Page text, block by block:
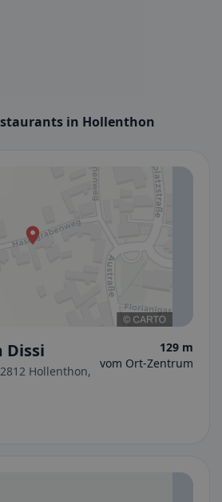
in Hollenthon
Dissi
Hollenthon,
129 m
vom Ort-Zentrum